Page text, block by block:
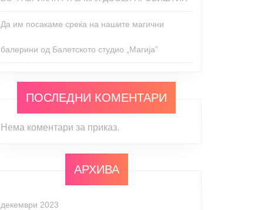
Да им посакаме среќа на нашите магични
балерини од Балетското студио „Магија”
ПОСЛЕДНИ КОМЕНТАРИ
Нема коментари за приказ.
АРХИВА
декември 2023